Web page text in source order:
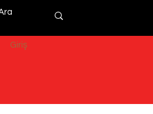
Giriş